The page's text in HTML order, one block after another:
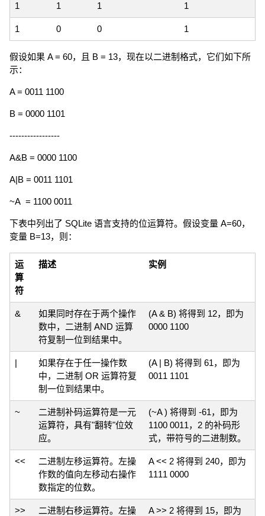
1 1 1 1
1 0 0 1
假设如果 A = 60，且 B = 13，现在以二进制格式，它们如下所
示：
A = 0011 1100
B = 0000 1101
-----------------
A&B = 0000 1100
A|B = 0011 1101
~A = 1100 0011
下表中列出了 SQLite 语言支持的位运算符。假设变量 A=60，
变量 B=13，则：
运
算
符
描述 实例
&
如果同时存在于两个操作
数中，二进制 AND 运算
符复制一位到结果中。
(A & B) 将得到 12，即为
0000 1100
|
如果存在于任一操作数
中，二进制 OR 运算符复
制一位到结果中。
(A | B) 将得到 61，即为
0011 1101
~
二进制补码运算符是一元
运算符，具有"翻转"位效
应。
(~A ) 将得到 -61，即为
1100 0011，2 的补码形
式，带符号的二进制数。
<<
二进制左移运算符。左操
作数的值向左移动右操作
数指定的位数。
A << 2 将得到 240，即为
1111 0000
>>
二进制右移运算符。左操
A >> 2 将得到 15，即为